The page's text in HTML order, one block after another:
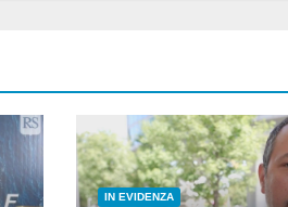
IN EVIDENZA